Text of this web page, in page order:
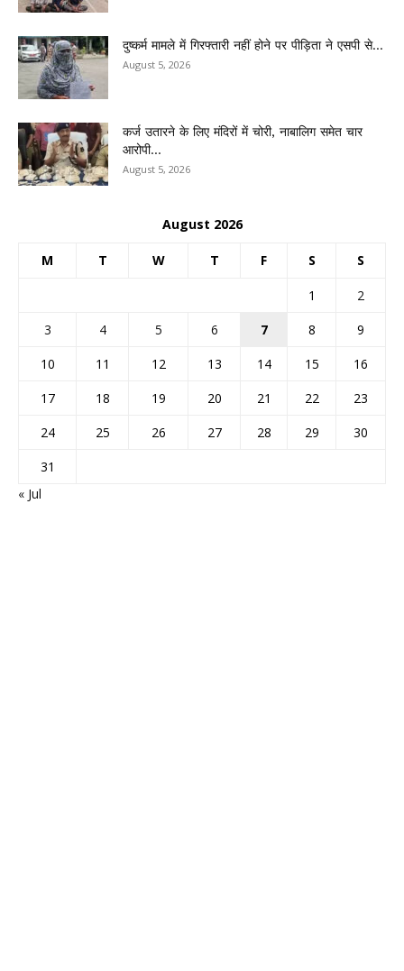
दुष्कर्म मामले में गिरफ्तारी नहीं होने पर पीड़िता ने एसपी से...
August 5, 2026
कर्ज उतारने के लिए मंदिरों में चोरी, नाबालिग समेत चार
आरोपी...
August 5, 2026
August 2026
M T W T F S S
1
2
3
4 5 6 7 8
9
10
11 12 13 14 15
16
17
18 19 20 21 22
23
24
25 26 27 28 29
30
31
« Jul